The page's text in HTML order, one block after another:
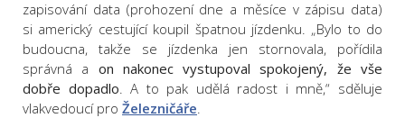
zapisování data (prohození dne a měsíce v zápisu data)
si americký cestující koupil špatnou jízdenku. „Bylo to do
budoucna, takže se jízdenka jen stornovala, pořídila
správná a on nakonec vystupoval spokojený, že vše
dobře dopadlo. A to pak udělá radost i mně,“ sděluje
vlakvedoucí pro Železničáře.